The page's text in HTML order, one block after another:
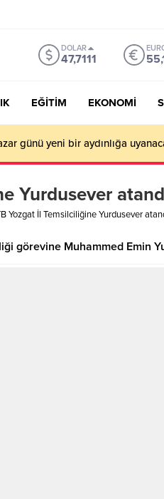
DOLAR
47,7111
EĞİTİM EKONOMİ
günü yeni bir aydınlığa
Yurdusever
Yozgat İl Temsilciliğine Yurdusever
görevine Muhammed Emin